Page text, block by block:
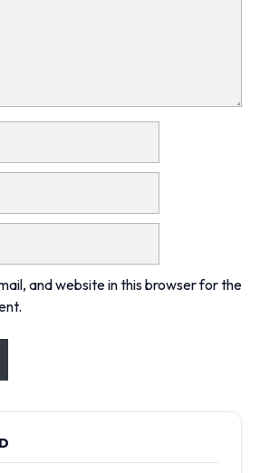
and website in this browser for the